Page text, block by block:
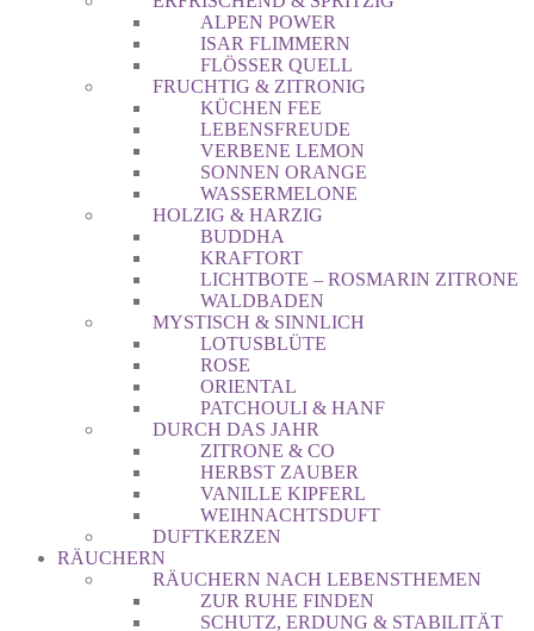
ALPEN POWER
ISAR FLIMMERN
FLÖSSER QUELL
FRUCHTIG & ZITRONIG
KÜCHEN FEE
LEBENSFREUDE
VERBENE LEMON
SONNEN ORANGE
WASSERMELONE
HOLZIG & HARZIG
BUDDHA
KRAFTORT
LICHTBOTE – ROSMARIN ZITRONE
WALDBADEN
MYSTISCH & SINNLICH
LOTUSBLÜTE
ROSE
ORIENTAL
PATCHOULI & HANF
DURCH DAS JAHR
ZITRONE & CO
HERBST ZAUBER
VANILLE KIPFERL
WEIHNACHTSDUFT
DUFTKERZEN
RÄUCHERN
RÄUCHERN NACH LEBENSTHEMEN
ZUR RUHE FINDEN
SCHUTZ, ERDUNG & STABILITÄT